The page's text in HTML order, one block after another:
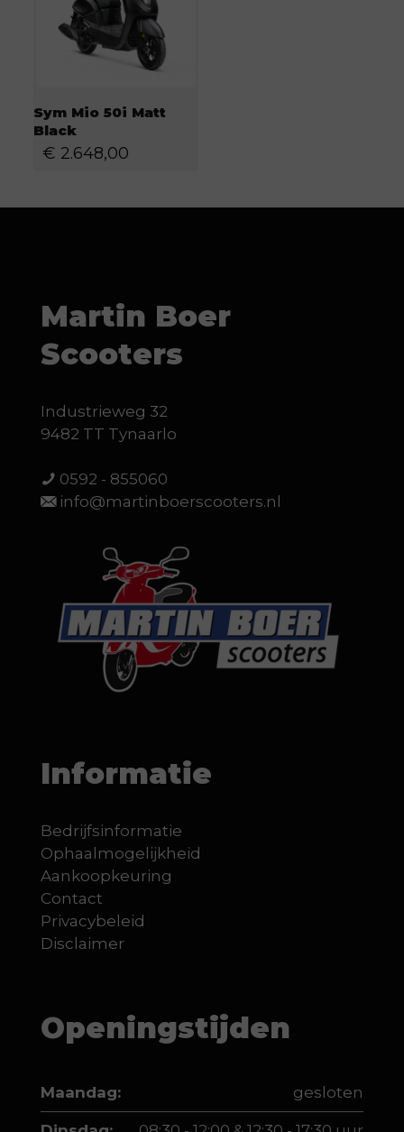
Sym Mio 50i Matt
Black
€ 2.648,00
Martin Boer
Scooters
Industrieweg 32
9482 TT Tynaarlo
0592 - 855060
info@martinboerscooters.nl
Informatie
Bedrijfsinformatie
Ophaalmogelijkheid
Aankoopkeuring
Contact
Privacybeleid
Disclaimer
Openingstijden
Maandag: gesloten